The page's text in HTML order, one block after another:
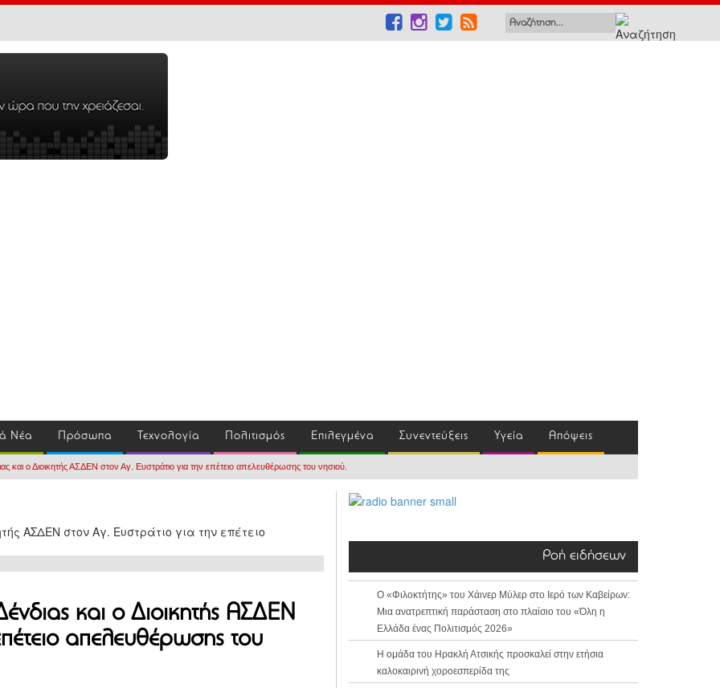
Νέα Πρόσωπα Τεχνολογία Πολιτισμός Επιλεγμένα Συνεντεύξεις Υγεία Απόψεις
και ο Διοικητής ΑΣΔΕΝ στον Αγ. Ευστράτιο για την επέτειο απελευθέρωσης του νησιού.
και ο Διοικητής ΑΣΔΕΝ
απελευθέρωσης του
Ροή ειδήσεων
Ο «Φιλοκτήτης» του Χάινερ Μύλερ στο Ιερό των Καβείρων:
Μια ανατρεπτική παράσταση στο πλαίσιο του «Όλη η
Ελλάδα ένας Πολιτισμός 2026»
Η ομάδα του Ηρακλή Ατσικής προσκαλεί στην ετήσια
καλοκαιρινή χοροεσπερίδα της